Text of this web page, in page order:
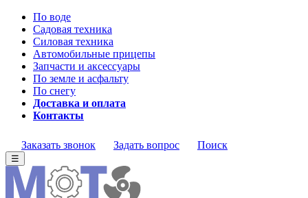
По воде
Садовая техника
Силовая техника
Автомобильные прицепы
Запчасти и аксессуары
По земле и асфальту
По снегу
Доставка и оплата
Контакты
Заказать звонок Задать вопрос Поиск
☰